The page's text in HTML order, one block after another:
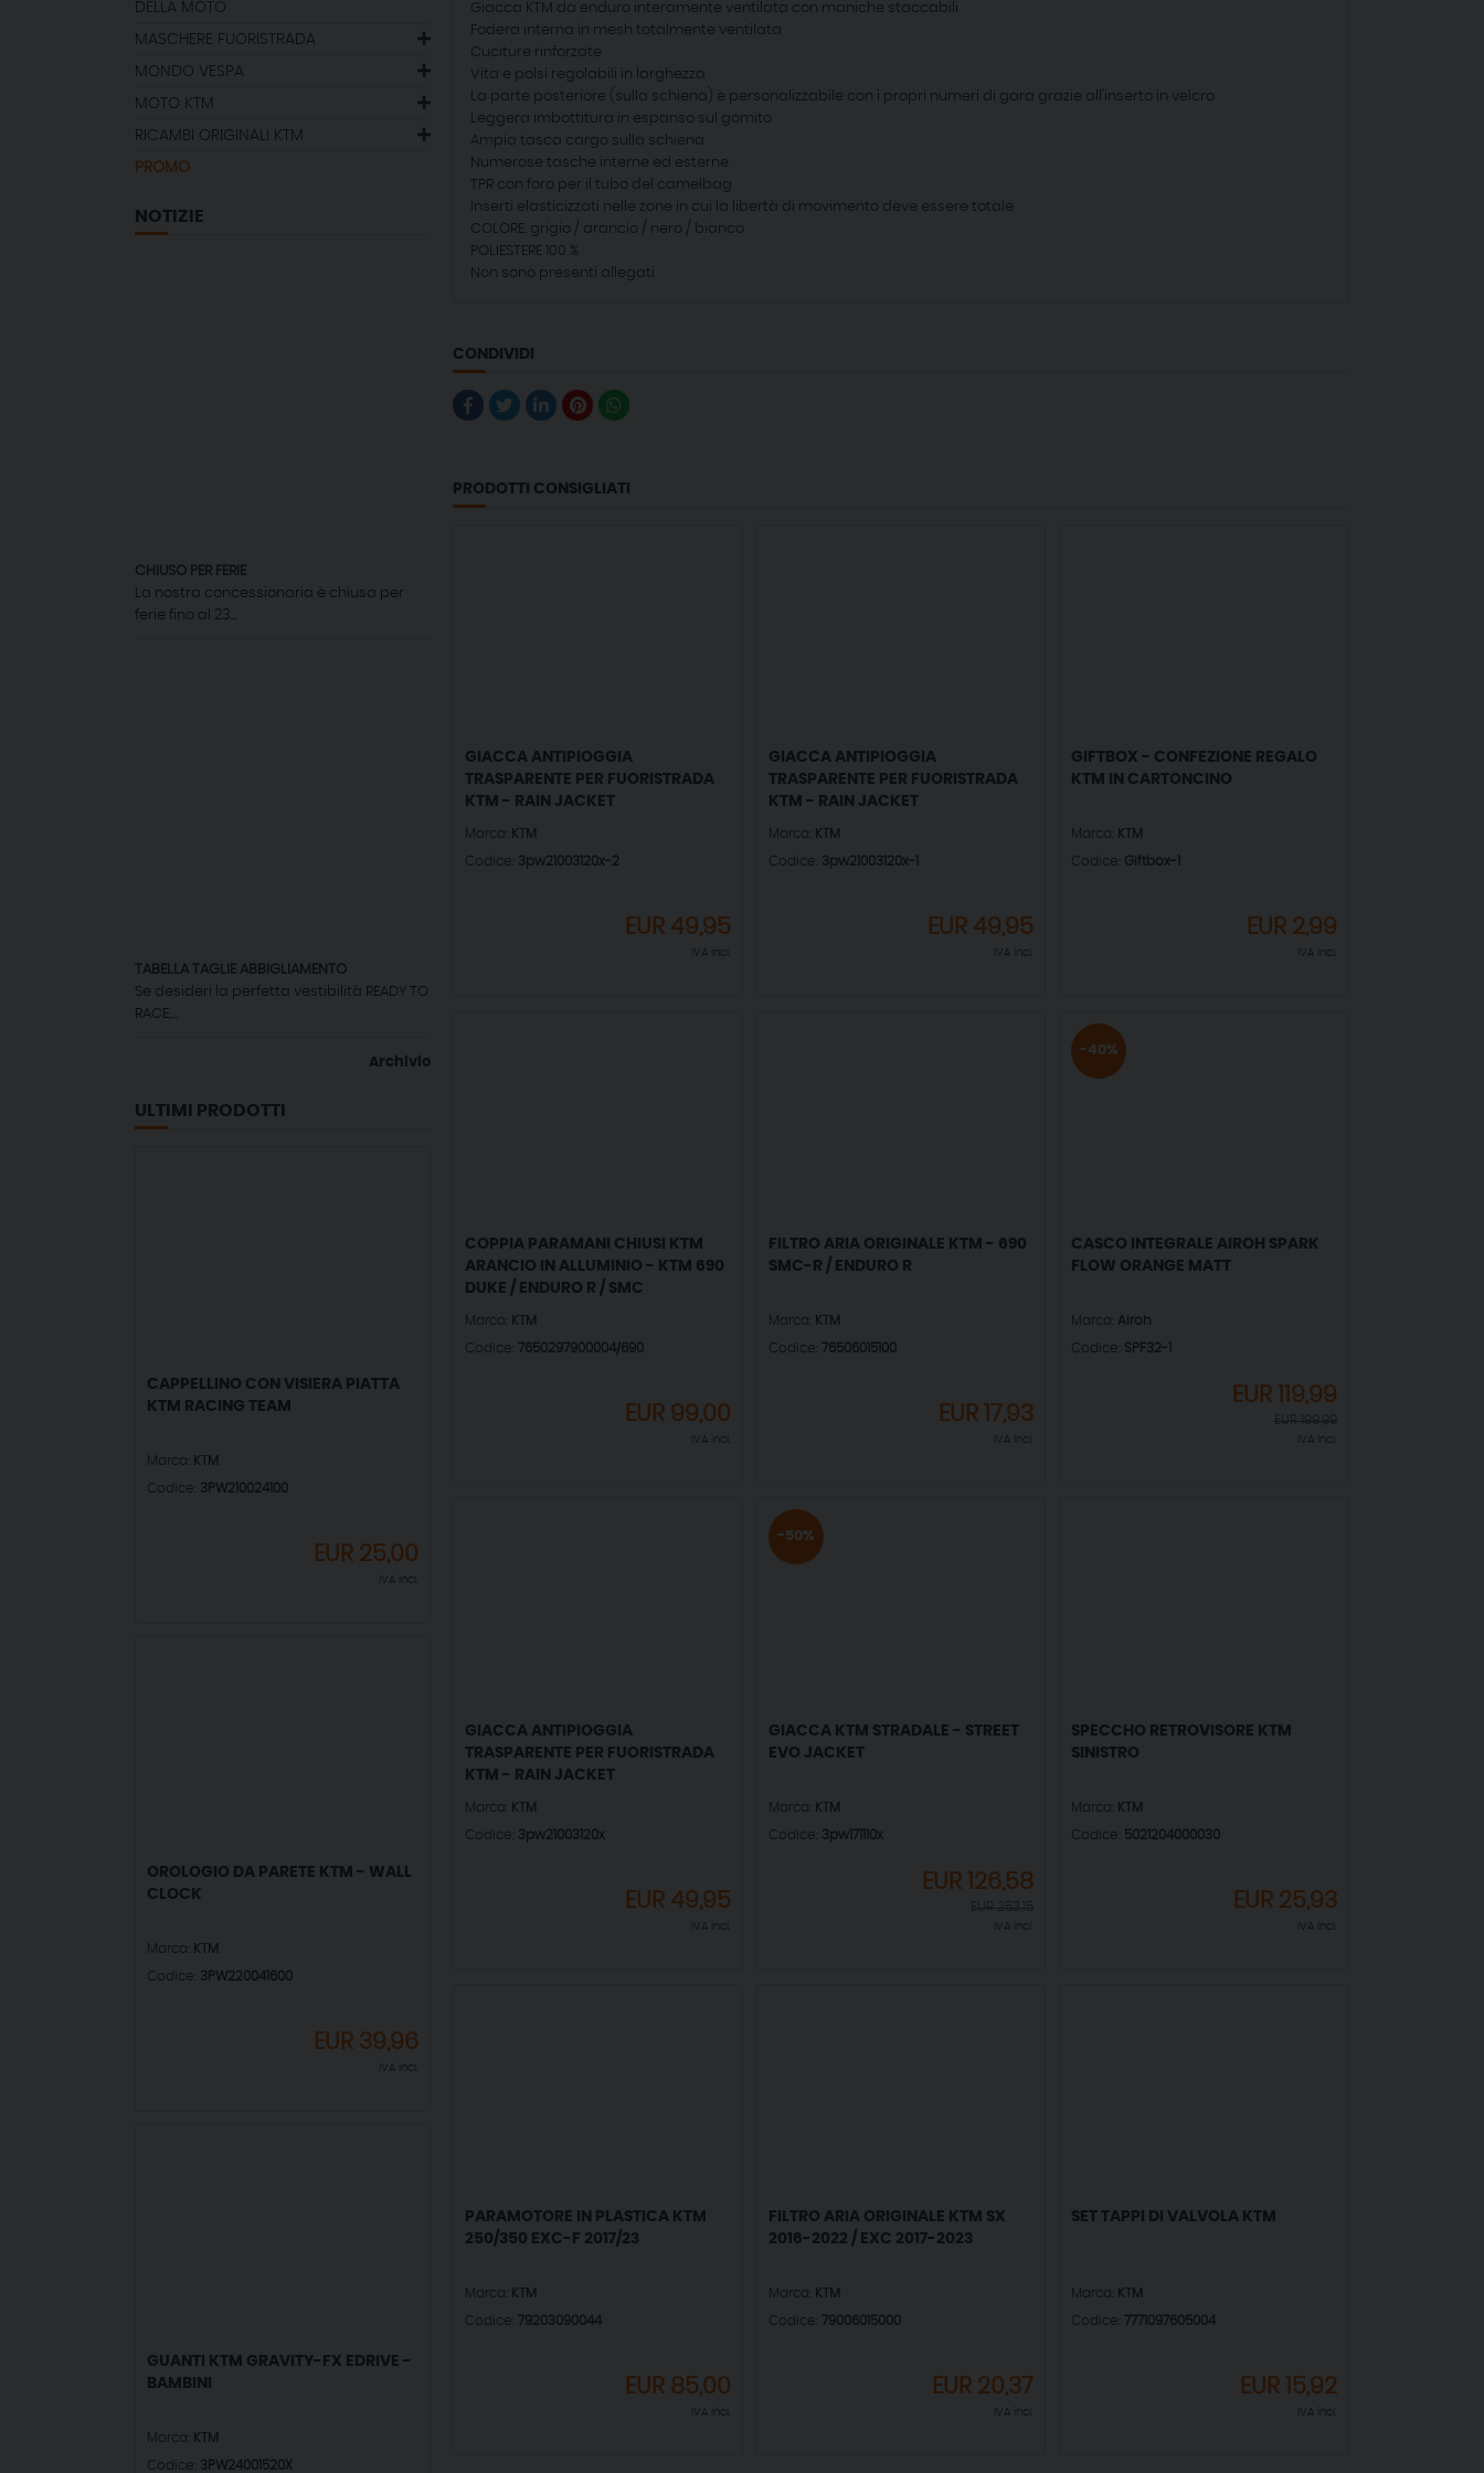
DELLA MOTO
MASCHERE FUORISTRADA
MONDO VESPA
MOTO KTM
RICAMBI ORIGINALI KTM
PROMO
NOTIZIE
CHIUSO PER FERIE
La nostra concessionaria è chiusa per
ferie fino al 23...
TABELLA TAGLIE ABBIGLIAMENTO
Se desideri la perfetta vestibilità READY TO
RACE,...
Archivio
ULTIMI PRODOTTI
CAPPELLINO CON VISIERA PIATTA
KTM RACING TEAM
Marca: KTM
Codice: 3PW210024100
EUR 25,00
IVA incl.
OROLOGIO DA PARETE KTM - WALL
CLOCK
Marca: KTM
Codice: 3PW220041600
EUR 39,96
IVA incl.
GUANTI KTM GRAVITY-FX EDRIVE -
BAMBINI
Marca: KTM
Codice: 3PW24001520X
Giacca KTM da enduro interamente ventilata con maniche staccabili
Fodera interna in mesh totalmente ventilata
Cuciture rinforzate
Vita e polsi regolabili in larghezza
La parte posteriore (sulla schiena) è personalizzabile con i propri numeri di gara grazie all'inserto in velcro
Leggera imbottitura in espanso sul gomito
Ampia tasca cargo sulla schiena
Numerose tasche interne ed esterne
TPR con foro per il tubo del camelbag
Inserti elasticizzati nelle zone in cui la libertà di movimento deve essere totale
COLORE: grigio / arancio / nero / bianco
POLIESTERE 100 %
Non sono presenti allegati
CONDIVIDI
PRODOTTI CONSIGLIATI
GIACCA ANTIPIOGGIA
TRASPARENTE PER FUORISTRADA
KTM - RAIN JACKET
Marca: KTM
Codice: 3pw21003120x-2
EUR 49,95
IVA incl.
GIACCA ANTIPIOGGIA
TRASPARENTE PER FUORISTRADA
KTM - RAIN JACKET
Marca: KTM
Codice: 3pw21003120x-1
EUR 49,95
IVA incl.
GIFTBOX - CONFEZIONE REGALO
KTM IN CARTONCINO
Marca: KTM
Codice: Giftbox-1
EUR 2,99
IVA incl.
COPPIA PARAMANI CHIUSI KTM
ARANCIO IN ALLUMINIO - KTM 690
DUKE / ENDURO R / SMC
Marca: KTM
Codice: 7650297900004/690
EUR 99,00
IVA incl.
FILTRO ARIA ORIGINALE KTM - 690
SMC-R / ENDURO R
Marca: KTM
Codice: 76506015100
EUR 17,93
IVA incl.
-40%
CASCO INTEGRALE AIROH SPARK
FLOW ORANGE MATT
Marca: Airoh
Codice: SPF32-1
EUR 119,99
IVA incl.
GIACCA ANTIPIOGGIA
TRASPARENTE PER FUORISTRADA
KTM - RAIN JACKET
Marca: KTM
Codice: 3pw21003120x
EUR 49,95
IVA incl.
-50%
GIACCA KTM STRADALE - STREET
EVO JACKET
Marca: KTM
Codice: 3pw171110x
EUR126,58
IVA incl.
SPECCHO RETROVISORE KTM
SINISTRO
Marca: KTM
Codice: 5021204000030
EUR 25,93
IVA incl.
PARAMOTORE IN PLASTICA KTM
250/350 EXC-F 2017/23
Marca: KTM
Codice: 79203090044
EUR 85,00
IVA incl.
FILTRO ARIA ORIGINALE KTM SX
2016-2022 / EXC 2017-2023
Marca: KTM
Codice: 79006015000
EUR 20,37
IVA incl.
SET TAPPI DI VALVOLA KTM
Marca: KTM
Codice:7771097605004
EUR 15,92
IVA incl.